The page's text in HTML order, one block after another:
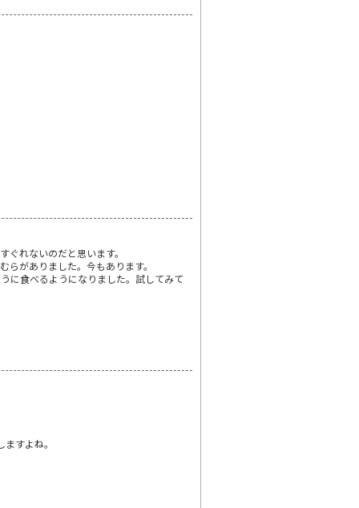
れないのだと思います。
がありました。今もあります。
に食べるようになりました。試してみて
すよね。